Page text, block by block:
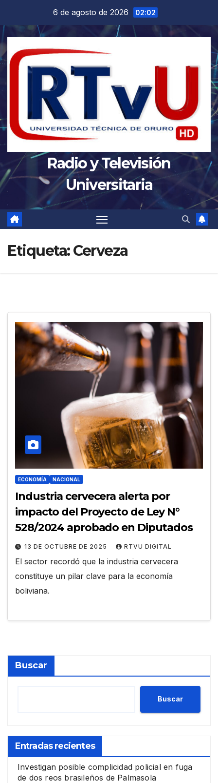
contenido
6 de agosto de 2026 02:02
Radio y Televisión
Universitaria
Etiqueta:Cerveza
ECONOMÍA NACIONAL
Industria cervecera alerta por
impacto del Proyecto de Ley N°
528/2024 aprobado en Diputados
13 DE OCTUBRE DE 2025 RTVU DIGITAL
El sector recordó que la industria cervecera
constituye un pilar clave para la economía
boliviana.
Buscar
Buscar
Entradas recientes
Investigan posible complicidad policial en fuga
de dos reos brasileños de Palmasola